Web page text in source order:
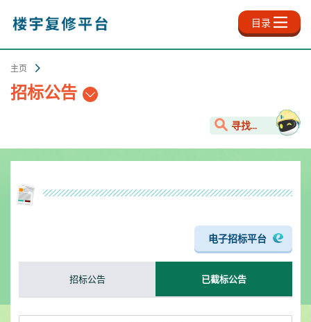
内
目录
主页
招标公告
寻找...
招标公告 已截标公告
电子招标平台